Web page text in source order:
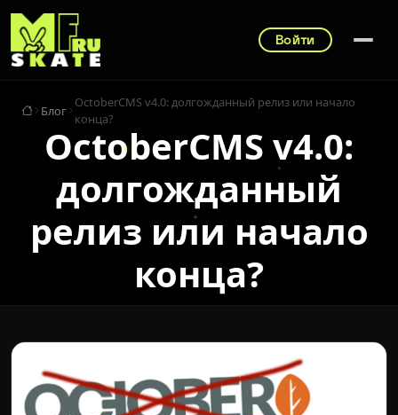
Войти
Блог
OctoberCMS v4.0: долгожданный релиз или начало
конца?
OctoberCMS v4.0:
долгожданный
релиз или начало
конца?